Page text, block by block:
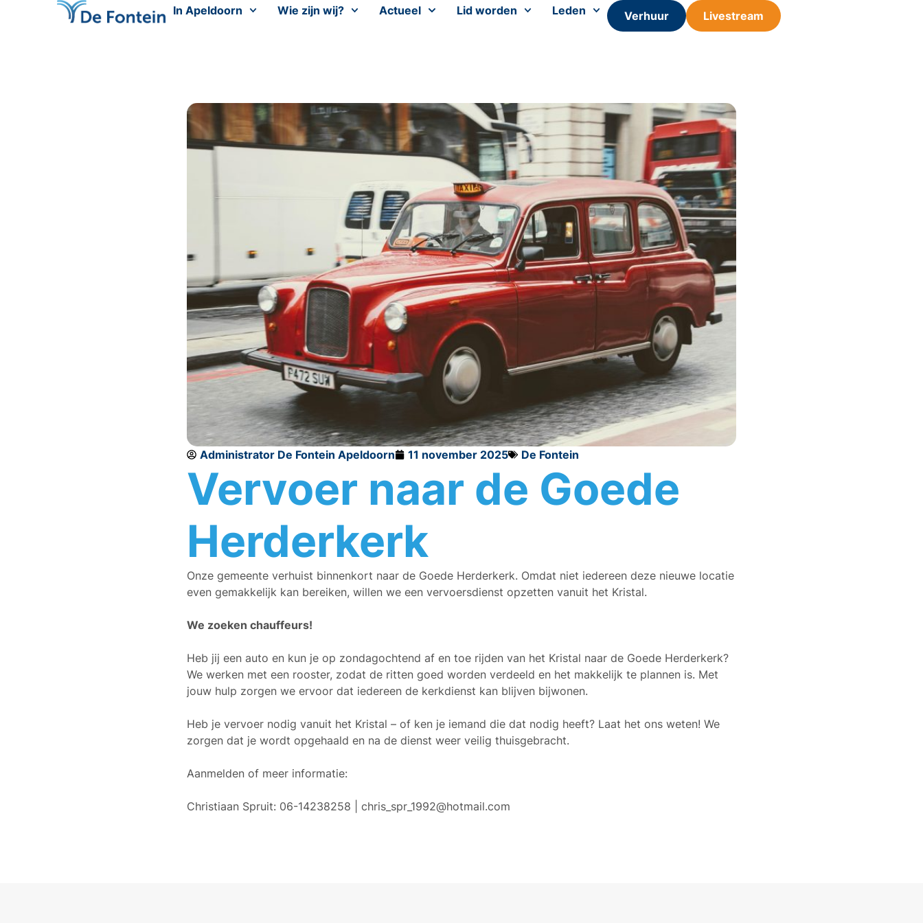
In Apeldoorn Wie zijn wij? Actueel Lid worden Leden Verhuur Livestream
Administrator De Fontein Apeldoorn 11 november 2025 De Fontein
Vervoer naar de Goede
Herderkerk
Onze gemeente verhuist binnenkort naar de Goede Herderkerk. Omdat niet iedereen deze nieuwe locatie
even gemakkelijk kan bereiken, willen we een vervoersdienst opzetten vanuit het Kristal.
We zoeken chauffeurs!
Heb jij een auto en kun je op zondagochtend af en toe rijden van het Kristal naar de Goede Herderkerk?
We werken met een rooster, zodat de ritten goed worden verdeeld en het makkelijk te plannen is. Met
jouw hulp zorgen we ervoor dat iedereen de kerkdienst kan blijven bijwonen.
Heb je vervoer nodig vanuit het Kristal – of ken je iemand die dat nodig heeft? Laat het ons weten! We
zorgen dat je wordt opgehaald en na de dienst weer veilig thuisgebracht.
Aanmelden of meer informatie:
Christiaan Spruit: 06-14238258 | chris_spr_1992@hotmail.com